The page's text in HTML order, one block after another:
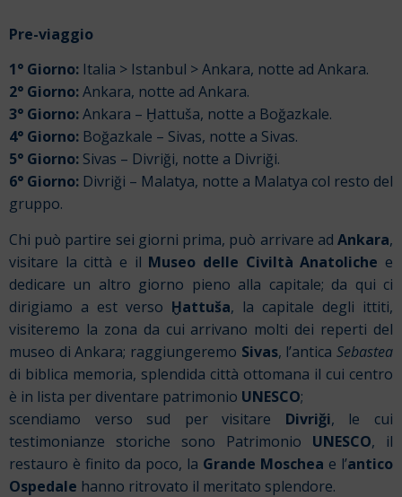
Pre-viaggio
1° Giorno: Italia > Istanbul > Ankara, notte ad Ankara.
2° Giorno:Ankara, notte ad Ankara.
3° Giorno:Ankara – Ḫattuša, notte a Boğazkale.
4° Giorno: Boğazkale – Sivas, notte a Sivas.
5° Giorno: Sivas – Divriği, notte a Divriği.
6° Giorno: Divriği – Malatya, notte a Malatya col resto del
gruppo.
Chi può partire sei giorni prima, può arrivare ad Ankara,
visitare la città e il Museo delle Civiltà Anatoliche e
dedicare un altro giorno pieno alla capitale; da qui ci
dirigiamo a est verso Ḫattuša, la capitale degli ittiti,
visiteremo la zona da cui arrivano molti dei reperti del
museo di Ankara; raggiungeremo Sivas, l’anticaSebastea
di biblica memoria, splendida città ottomana il cui centro
è in lista per diventare patrimonio UNESCO;
scendiamo verso sud per visitare Divriği, le cui
testimonianze storiche sono Patrimonio UNESCO, il
restauro è finito da poco, la Grande Moschea e l’antico
Ospedale hanno ritrovato il meritato splendore.